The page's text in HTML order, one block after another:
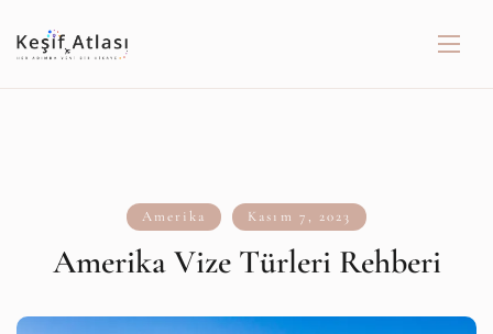
Amerika Kasım 7, 2023
Amerika Vize Türleri Rehberi